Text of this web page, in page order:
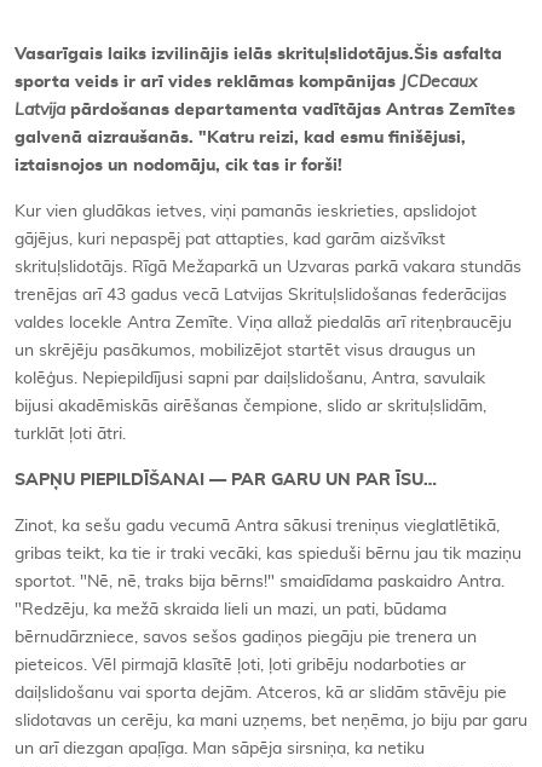
Vasarīgais laiks izvilinājis ielās skrituļslidotājus.Šis asfalta
sporta veids ir arī vides reklāmas kompānijas JCDecaux
Latvija pārdošanas departamenta vadītājas Antras Zemītes
galvenā aizraušanās. "Katru reizi, kad esmu finišējusi,
iztaisnojos un nodomāju, cik tas ir forši!
Kur vien gludākas ietves, viņi pamanās ieskrieties, apslidojot
gājējus, kuri nepaspēj pat attapties, kad garām aizšvīkst
skrituļslidotājs. Rīgā Mežaparkā un Uzvaras parkā vakara stundās
trenējas arī 43 gadus vecā Latvijas Skrituļslidošanas federācijas
valdes locekle Antra Zemīte. Viņa allaž piedalās arī riteņbraucēju
un skrējēju pasākumos, mobilizējot startēt visus draugus un
kolēģus. Nepiepildījusi sapni par daiļslidošanu, Antra, savulaik
bijusi akadēmiskās airēšanas čempione, slido ar skrituļslidām,
turklāt ļoti ātri.
SAPŅU PIEPILDĪŠANAI — PAR GARU UN PAR ĪSU…
Zinot, ka sešu gadu vecumā Antra sākusi treniņus vieglatlētikā,
gribas teikt, ka tie ir traki vecāki, kas spieduši bērnu jau tik maziņu
sportot. "Nē, nē, traks bija bērns!" smaidīdama paskaidro Antra.
"Redzēju, ka mežā skraida lieli un mazi, un pati, būdama
bērnudārzniece, savos sešos gadiņos piegāju pie trenera un
pieteicos. Vēl pirmajā klasītē ļoti, ļoti gribēju nodarboties ar
daiļslidošanu vai sporta dejām. Atceros, kā ar slidām stāvēju pie
slidotavas un cerēju, ka mani uzņems, bet neņēma, jo biju par garu
un arī diezgan apaļīga. Man sāpēja sirsniņa, ka netiku